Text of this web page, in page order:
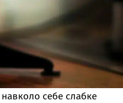
себе слабке